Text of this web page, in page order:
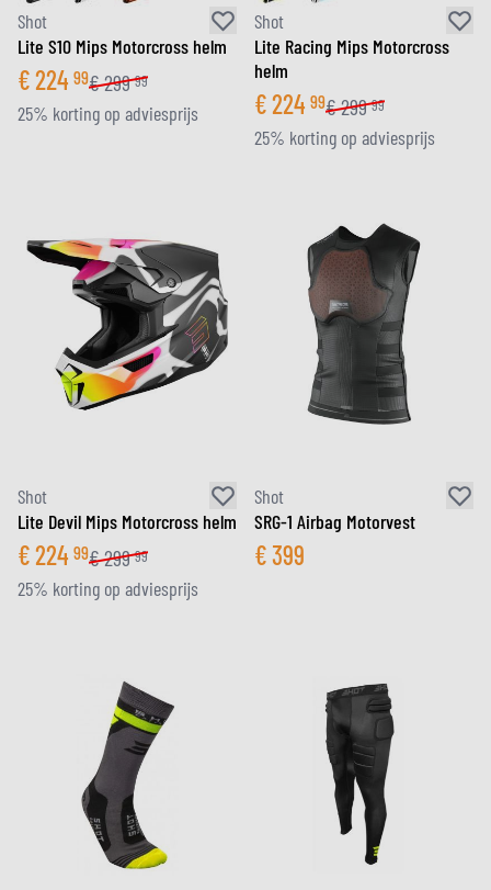
Shot
Lite S10 Mips Motorcross helm
€224 99€299 99
25% korting op adviesprijs
Shot
Lite Racing Mips Motorcross
helm
€224 99€299 99
25% korting op adviesprijs
Shot
Lite Devil Mips Motorcross helm
€224 99€299 99
25% korting op adviesprijs
Shot
SRG-1 Airbag Motorvest
€399